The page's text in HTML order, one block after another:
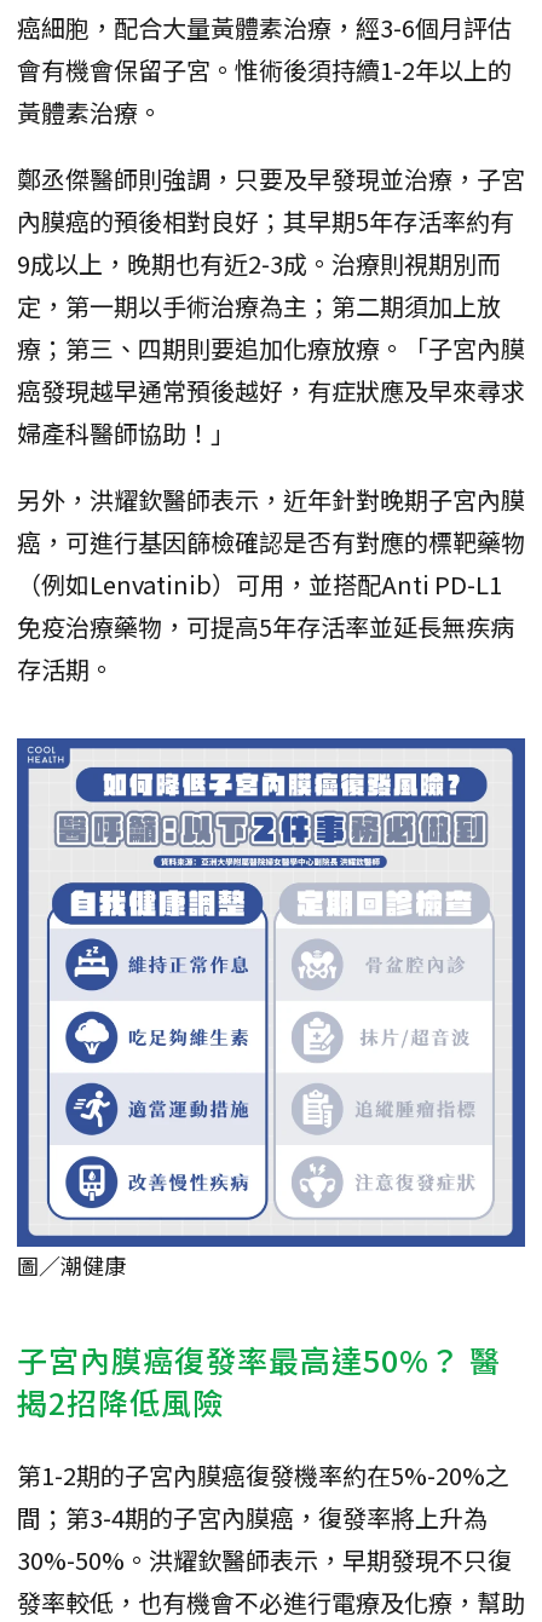
癌細胞，配合大量黃體素治療，經3-6個月評估
會有機會保留子宮。惟術後須持續1-2年以上的
黃體素治療。
鄭丞傑醫師則強調，只要及早發現並治療，子宮
內膜癌的預後相對良好；其早期5年存活率約有
9成以上，晚期也有近2-3成。治療則視期別而
定，第一期以手術治療為主；第二期須加上放
療；第三、四期則要追加化療放療。「子宮內膜
癌發現越早通常預後越好，有症狀應及早來尋求
婦產科醫師協助！」
另外，洪耀欽醫師表示，近年針對晚期子宮內膜
癌，可進行基因篩檢確認是否有對應的標靶藥物
（例如Lenvatinib）可用，並搭配Anti PD-L1
免疫治療藥物，可提高5年存活率並延長無疾病
存活期。
圖／潮健康
子宮內膜癌復發率最高達50%？ 醫
揭2招降低風險
第1-2期的子宮內膜癌復發機率約在5%-20%之
間；第3-4期的子宮內膜癌，復發率將上升為
30%-50%。洪耀欽醫師表示，早期發現不只復
發率較低，也有機會不必進行電療及化療，幫助